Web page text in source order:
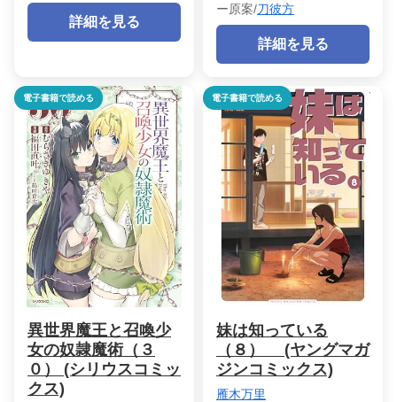
詳細を見る
ー原案/刀彼方
詳細を見る
電子書籍で読める
異世界魔王と召喚少
女の奴隷魔術（３
０） (シリウスコミッ
クス)
電子書籍で読める
妹は知っている
（８） (ヤングマガ
ジンコミックス)
雁木万里